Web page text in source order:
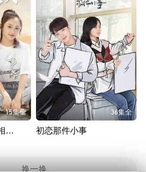
15集全
你好，对方辩友2 相爱相杀日常
36集全
初恋那件小事
换一换